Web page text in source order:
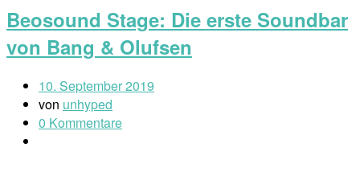
Beosound Stage: Die erste Soundbar
von Bang & Olufsen
10. September 2019
von unhyped
0 Kommentare